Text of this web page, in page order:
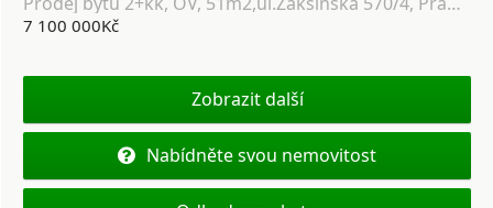
7 100 000Kč
Zobrazit další
Nabídněte svou nemovitost